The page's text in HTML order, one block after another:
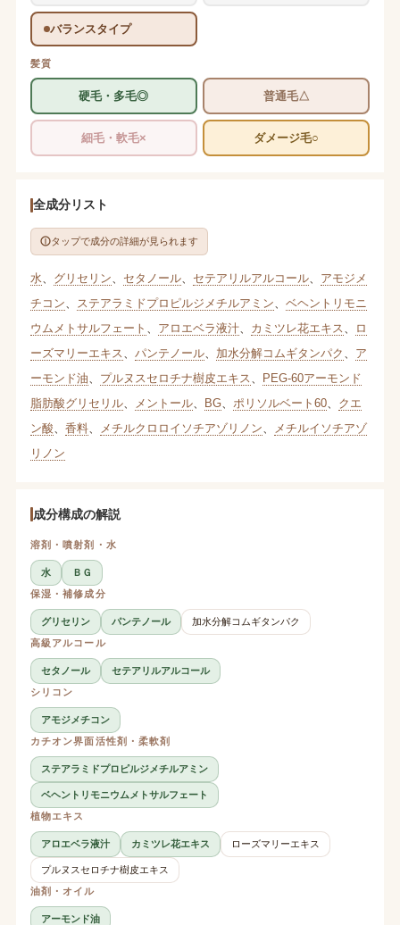
バランスタイプ
髪質
硬毛・多毛◎ 普通毛△
細毛・軟毛× ダメージ毛○
全成分リスト
タップで成分の詳細が見られます
水 グリセリン セタノール、 セテアリルアルコール、 アモジメ
チコン
ステアラミドプロピルジメチルアミン
ベヘントリモニ
ウムメトサルフェート
アロエベラ液汁、 カミツレ花エキス
ロ
ーズマリーエキス
パンテノール、 加水分解コムギタンパク
ア
ーモンド油
プルヌスセロチナ樹皮エキス
PEG-60アーモンド
脂肪酸グリセリル、 メントール、 BG、 ポリソルベート60、 クエ
ン酸
香料、 メチルクロロイソチアゾリノン
メチルイソチアゾ
リノン
成分構成の解説
溶剤・噴射剤・水
水
ＢＧ
保湿・補修成分
グリセリン パンテノール
加水分解コムギタンパク
高級アルコール
セタノール
セテアリルアルコール
シリコン
アモジメチコン
カチオン界面活性剤・柔軟剤
ステアラミドプロピルジメチルアミン
ベヘントリモニウムメトサルフェート
植物エキス
アロエベラ液汁 カミツレ花エキス ローズマリーエキス
プルヌスセロチナ樹皮エキス
油剤・オイル
アーモンド油